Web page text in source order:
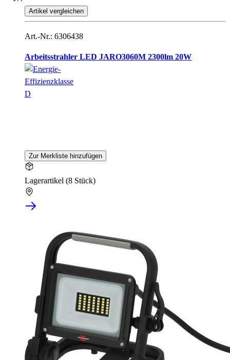
Artikel vergleichen
Art.-Nr.: 6306438
Arbeitsstrahler LED JARO3060M 2300lm 20W
Zur Merkliste hinzufügen
Lagerartikel (8 Stück)